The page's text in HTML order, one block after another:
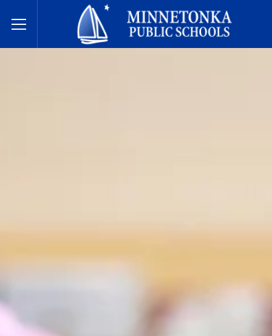
Toggle Menu
미네토카 공립학교